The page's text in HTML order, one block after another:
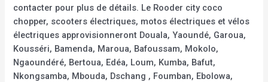
contacter pour plus de détails. Le Rooder city coco
chopper, scooters électriques, motos électriques et vélos
électriques approvisionneront Douala, Yaoundé, Garoua,
Kousséri, Bamenda, Maroua, Bafoussam, Mokolo,
Ngaoundéré, Bertoua, Edéa, Loum, Kumba, Bafut,
Nkongsamba, Mbouda, Dschang , Foumban, Ebolowa,